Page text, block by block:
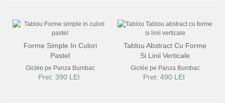
Forme Simple In Culori
Pastel
Giclée pe Panza Bumbac
Pret: 390 LEI
Tablou Abstract Cu Forme
Si Linii Verticale
Giclée pe Panza Bumbac
Pret: 490 LEI